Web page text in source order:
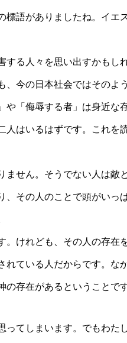
語がありましたね。イエ
る人々を思い出すかもし
、今の日本社会ではそのよ
「侮辱する者」は身近な
はいるはずです。これを
せん。そうでない人は敵
、その人のことで頭がいっ
。けれども、その人の存在
ている人だからです。な
存在があるということです
ってしまいます。でもわた